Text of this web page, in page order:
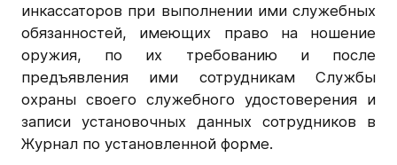
инкассаторов при выполнении ими служебных
обязанностей, имеющих право на ношение
оружия, по их требованию и после
предъявления ими сотрудникам Службы
охраны своего служебного удостоверения и
записи установочных данных сотрудников в
Журнал по установленной форме.